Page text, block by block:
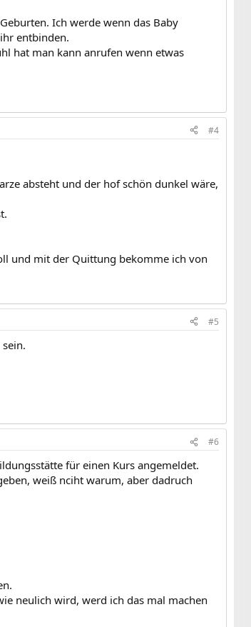
Ich werde wenn das Baby
entbinden.
hat man kann anrufen wenn etwas
#4
absteht und der hof schön dunkel wäre,
und mit der Quittung bekomme ich von
#5
#6
für einen Kurs angemeldet.
weiß nciht warum, aber dadruch
neulich wird, werd ich das mal machen